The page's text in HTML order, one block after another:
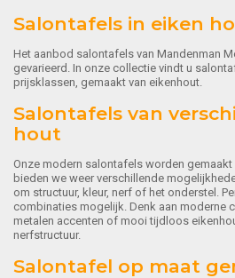
Salontafels in eiken
Het aanbod salontafels van Mandenman
gevarieerd. In onze collectie vindt u
prijsklassen, gemaakt van eikenhout.
Salontafels van
hout
Onze modern salontafels worden gemaakt
bieden we weer verschillende
om structuur, kleur, nerf of het onderstel.
combinaties mogelijk. Denk aan moderne
metalen accenten of mooi tijdloos
nerfstructuur.
Salontafel op maat